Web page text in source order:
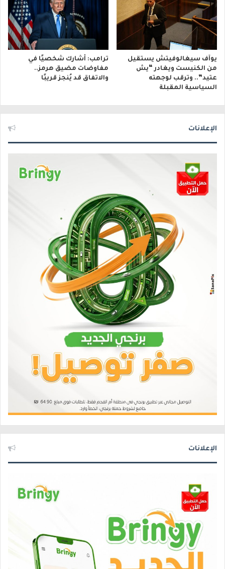
يوآف سيغالوفيتش يستقيل
من الكنيست ويغادر “يش
عتيد”.. وترقب لوجهته
السياسية المقبلة
ترامب: أشارك شخصيًا في
مفاوضات مضيق هرمز..
والاتفاق قد يُنجز قريبًا
الإعلانات
الإعلانات